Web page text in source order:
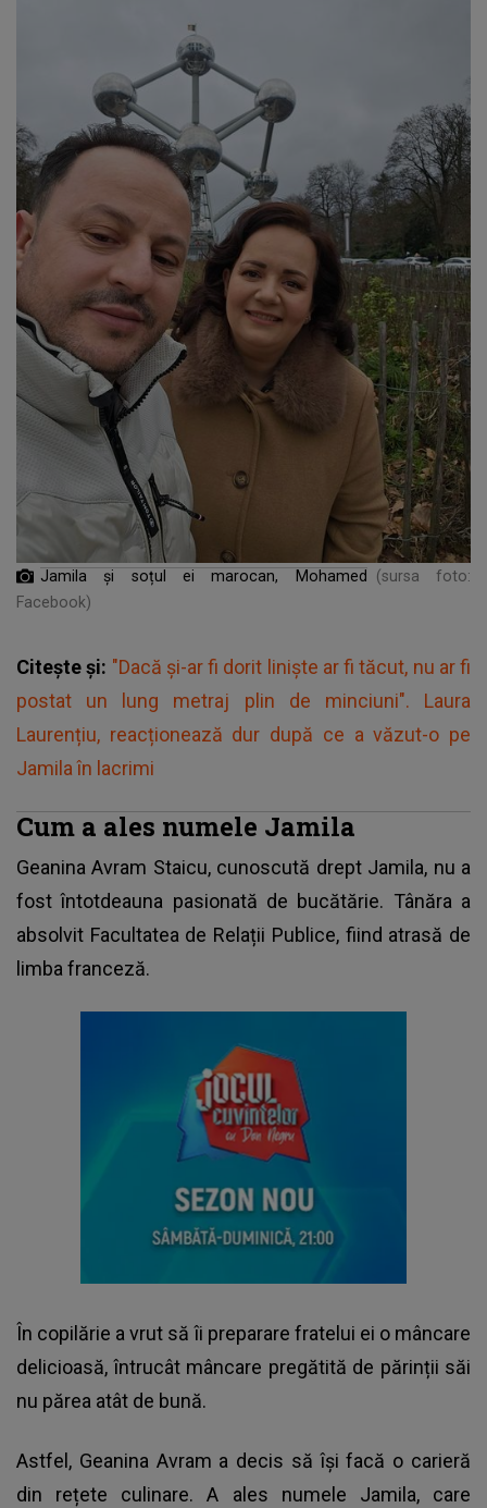
Jamila și soțul ei marocan, Mohamed
(sursa foto:
Facebook)
Citește și: "Dacă și-ar fi dorit liniște ar fi tăcut, nu ar fi
postat un lung metraj plin de minciuni". Laura
Laurențiu, reacționează dur după ce a văzut-o pe
Jamila în lacrimi
Cum a ales numele Jamila
Geanina Avram Staicu, cunoscută drept Jamila, nu a
fost întotdeauna pasionată de bucătărie. Tânăra a
absolvit Facultatea de Relații Publice, fiind atrasă de
limba franceză.
În copilărie a vrut să îi preparare fratelui ei o mâncare
delicioasă, întrucât mâncare pregătită de părinții săi
nu părea atât de bună.
Astfel, Geanina Avram a decis să își facă o carieră
din rețete culinare. A ales numele Jamila, care